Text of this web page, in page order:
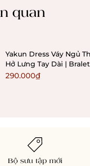
quan
Yakun Dress Váy Ngủ
Hở Lưng Tay Dài |
290.000₫
Bộ sưu tập mới